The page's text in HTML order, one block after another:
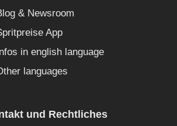
& Newsroom
App
in english language
languages
und Rechtliches